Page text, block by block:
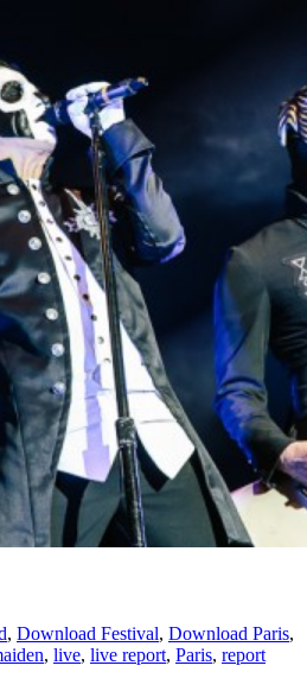
, Download Festival, Download Paris,
, live, live report, Paris, report